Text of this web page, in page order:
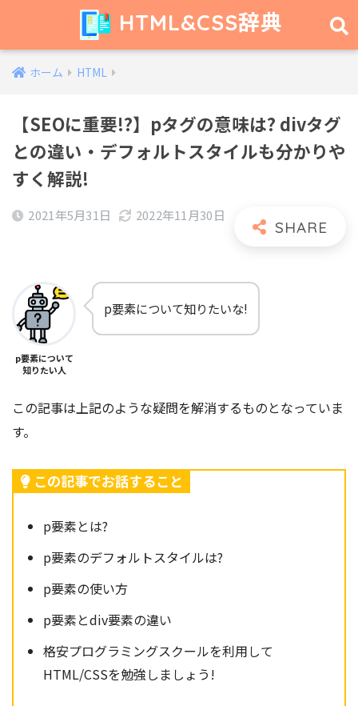
HTML&CSS辞典
ホーム HTML
【SEOに重要!?】pタグの意味は? divタグ
との違い・デフォルトスタイルも分かりや
すく解説!
2021年5月31日 2022年11月30日
p要素について
知りたい人
p要素について知りたいな!
この記事は上記のような疑問を解消するものとなっていま
す。
この記事でお話すること
p要素とは?
p要素のデフォルトスタイルは?
p要素の使い方
p要素とdiv要素の違い
格安プログラミングスクールを利用して
HTML/CSSを勉強しましょう!